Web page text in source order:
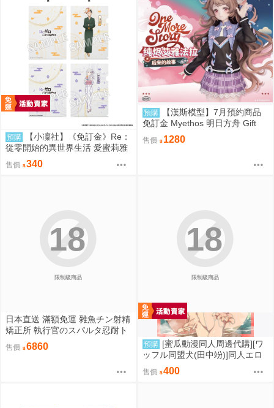
預購
【小凜社】《免訂金》Re：
從零開始的異世界生活 愛蜜莉雅
拉姆 雷姆 お祭り ver. 和服 文件
夾資料夾套組
售價 340
預購
【漢斯模型】7月預約商品
免訂金 Myethos 明日方舟 Gift
+系列 純燼艾雅法拉 後來的故事
VER.1/8
售價 1280
限制級商品
18
日本直送 滿額免運 雜魚チン射精
矯正所 執行官のスパルタ忍耐ト
レーニング 4kg重量級 優品 / 優
品即戰力組合 疾風雷神
售價 6860
限制級商品
18
預購 [蜜瓜動漫同人周邊代購][ワ
ッフル同盟犬(田中竕)]同人エロ
ゲ転生2上～発動!ヌルヌルスケ
ベスキル(同人誌)
售價 400